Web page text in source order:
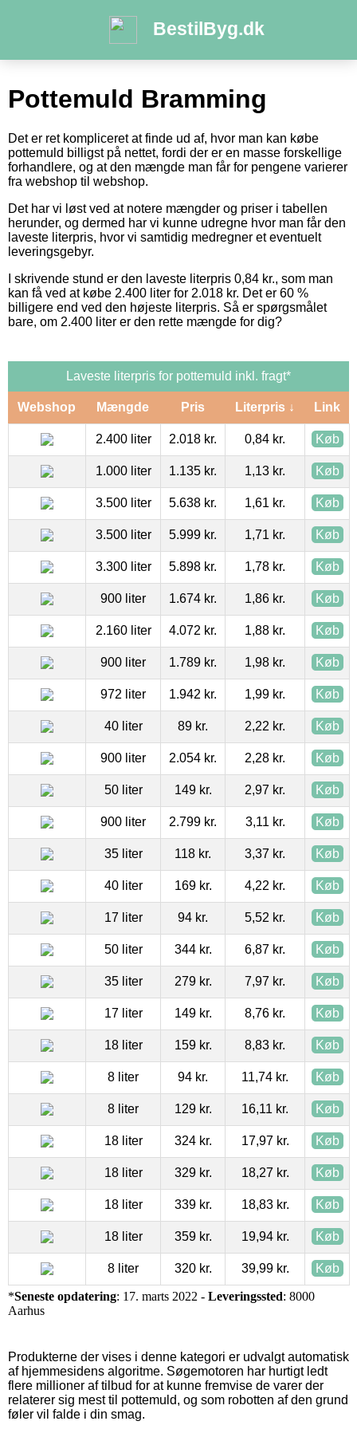
BestilByg.dk
Pottemuld Bramming
Det er ret kompliceret at finde ud af, hvor man kan købe
pottemuld billigst på nettet, fordi der er en masse forskellige
forhandlere, og at den mængde man får for pengene varierer
fra webshop til webshop.
Det har vi løst ved at notere mængder og priser i tabellen
herunder, og dermed har vi kunne udregne hvor man får den
laveste literpris, hvor vi samtidig medregner et eventuelt
leveringsgebyr.
I skrivende stund er den laveste literpris 0,84 kr., som man
kan få ved at købe 2.400 liter for 2.018 kr. Det er 60 %
billigere end ved den højeste literpris. Så er spørgsmålet
bare, om 2.400 liter er den rette mængde for dig?
Laveste literpris for pottemuld inkl. fragt*
Webshop Mængde Pris Literpris ↓ Link
2.400 liter 2.018 kr. 0,84 kr. Køb
1.000 liter 1.135 kr. 1,13 kr. Køb
3.500 liter 5.638 kr. 1,61 kr. Køb
3.500 liter 5.999 kr. 1,71 kr. Køb
3.300 liter 5.898 kr. 1,78 kr. Køb
900 liter 1.674 kr. 1,86 kr. Køb
2.160 liter 4.072 kr. 1,88 kr. Køb
900 liter 1.789 kr. 1,98 kr. Køb
972 liter 1.942 kr. 1,99 kr. Køb
40 liter 89 kr. 2,22 kr. Køb
900 liter 2.054 kr. 2,28 kr. Køb
50 liter 149 kr. 2,97 kr. Køb
900 liter 2.799 kr. 3,11 kr. Køb
35 liter 118 kr. 3,37 kr. Køb
40 liter 169 kr. 4,22 kr. Køb
17 liter 94 kr. 5,52 kr. Køb
50 liter 344 kr. 6,87 kr. Køb
35 liter 279 kr. 7,97 kr. Køb
17 liter 149 kr. 8,76 kr. Køb
18 liter 159 kr. 8,83 kr. Køb
8 liter 94 kr. 11,74 kr. Køb
8 liter 129 kr. 16,11 kr. Køb
18 liter 324 kr. 17,97 kr. Køb
18 liter 329 kr. 18,27 kr. Køb
18 liter 339 kr. 18,83 kr. Køb
18 liter 359 kr. 19,94 kr. Køb
8 liter 320 kr. 39,99 kr. Køb
*Seneste opdatering: 17. marts 2022 - Leveringssted: 8000
Aarhus
Produkterne der vises i denne kategori er udvalgt automatisk
af hjemmesidens algoritme. Søgemotoren har hurtigt ledt
flere millioner af tilbud for at kunne fremvise de varer der
relaterer sig mest til pottemuld, og som robotten af den grund
føler vil falde i din smag.